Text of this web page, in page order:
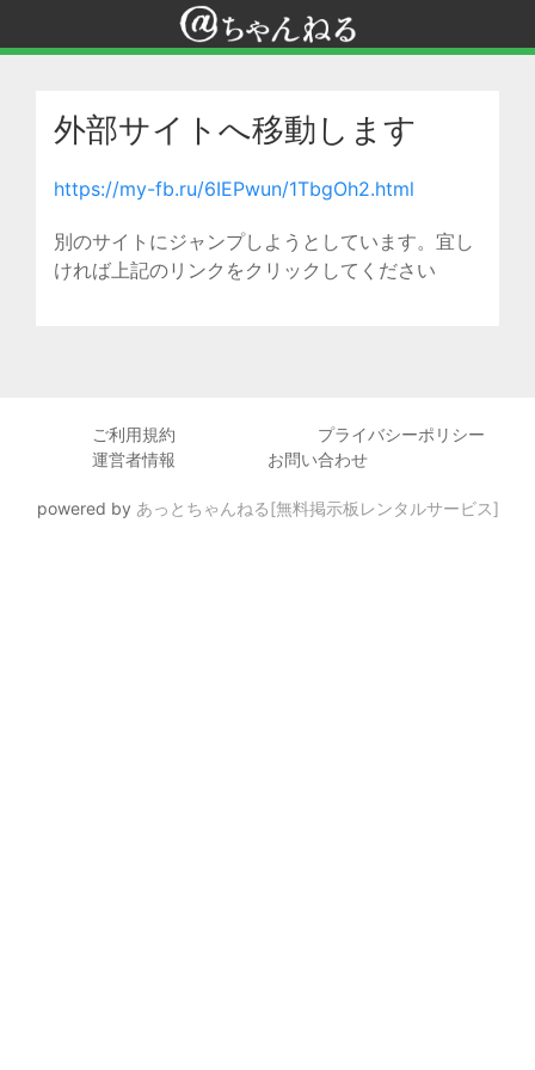
外部サイトへ移動します
https://my-fb.ru/6IEPwun/1TbgOh2.html
別のサイトにジャンプしようとしています。宜し
ければ上記のリンクをクリックしてください
ご利用規約
プライバシーポリシー
運営者情報
お問い合わせ
powered by あっとちゃんねる[無料掲示板レンタルサービス]